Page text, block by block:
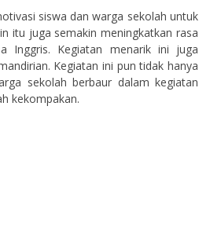
siswa dan warga sekolah untuk
itu juga semakin meningkatkan rasa
Inggris. Kegiatan menarik ini juga
Kegiatan ini pun tidak hanya
sekolah berbaur dalam kegiatan
kekompakan.